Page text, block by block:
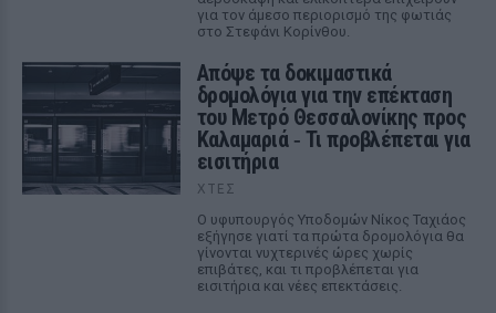
για τον άμεσο περιορισμό της φωτιάς
στο Στεφάνι Κορίνθου.
Απόψε τα δοκιμαστικά
δρομολόγια για την επέκταση
του Μετρό Θεσσαλονίκης προς
Καλαμαριά ‑ Τι προβλέπεται για
εισιτήρια
ΧΤΕΣ
Ο υφυπουργός Υποδομών Νίκος Ταχιάος
εξήγησε γιατί τα πρώτα δρομολόγια θα
γίνονται νυχτερινές ώρες χωρίς
επιβάτες, και τι προβλέπεται για
εισιτήρια και νέες επεκτάσεις.